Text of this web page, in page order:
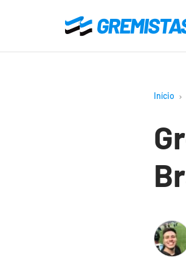
o
Gremistas
Início